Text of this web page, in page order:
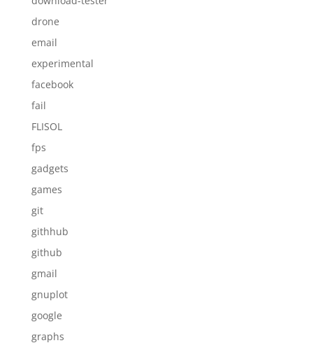
drone
email
experimental
facebook
fail
FLISOL
fps
gadgets
games
git
githhub
github
gmail
gnuplot
google
graphs